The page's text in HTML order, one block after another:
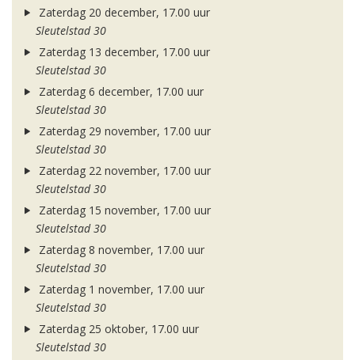
Zaterdag 20 december, 17.00 uur
Sleutelstad 30
Zaterdag 13 december, 17.00 uur
Sleutelstad 30
Zaterdag 6 december, 17.00 uur
Sleutelstad 30
Zaterdag 29 november, 17.00 uur
Sleutelstad 30
Zaterdag 22 november, 17.00 uur
Sleutelstad 30
Zaterdag 15 november, 17.00 uur
Sleutelstad 30
Zaterdag 8 november, 17.00 uur
Sleutelstad 30
Zaterdag 1 november, 17.00 uur
Sleutelstad 30
Zaterdag 25 oktober, 17.00 uur
Sleutelstad 30